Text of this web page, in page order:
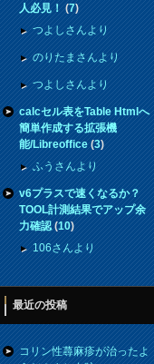
人必見！(7)
つよしさんより
のりたまさんより
つよしさんより
calcセル表をTable Htmlへ
簡単作成する拡張機
能/Libreoffice(3)
ふうさんより
v6プラスで速くなるか？
TOOL計測結果でアップ余
力確認(10)
106さんより
最近の投稿
コリン性蕁麻疹が治ったよ